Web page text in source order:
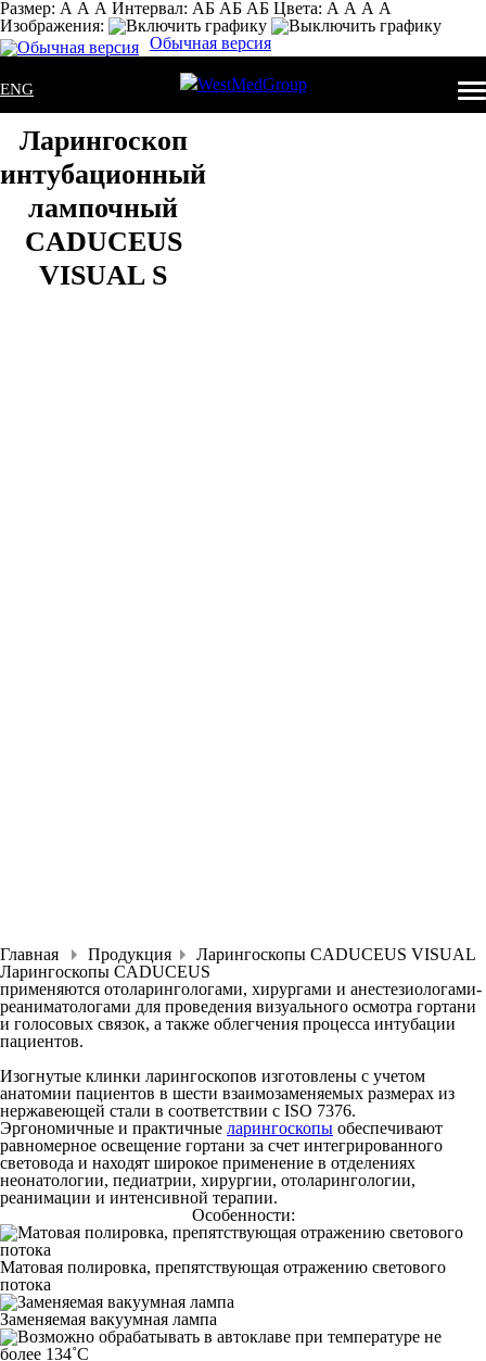
Размер: А А А Интервал: AБ АБ AБ Цвета: А А А А
Изображения:
Обычная версия
ENG
Ларингоскоп
интубационный
лампочный
CADUCEUS
VISUAL S
Главная Продукция
Ларингоскопы CADUCEUS VISUAL
Ларингоскопы CADUCEUS
применяются отоларингологами, хирургами и анестезиологами-
реаниматологами для проведения визуального осмотра гортани
и голосовых связок, а также облегчения процесса интубации
пациентов.
Изогнутые клинки ларингоскопов изготовлены с учетом
анатомии пациентов в шести взаимозаменяемых размерах из
нержавеющей стали в соответствии с ISO 7376.
Эргономичные и практичные ларингоскопы обеспечивают
равномерное освещение гортани за счет интегрированного
световода и находят широкое применение в отделениях
неонатологии, педиатрии, хирургии, отоларингологии,
реанимации и интенсивной терапии.
Особенности:
Матовая полировка, препятствующая отражению светового
потока
Заменяемая вакуумная лампа